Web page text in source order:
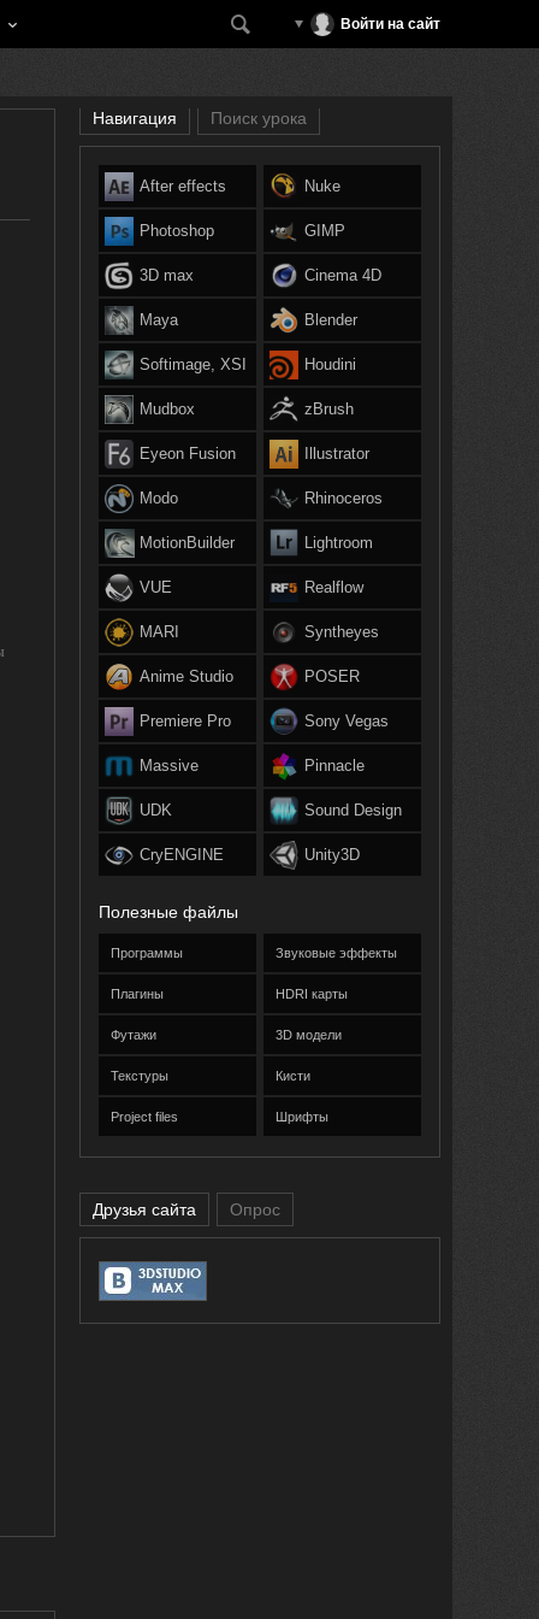
Войти на сайт
Навигация Поиск урока
After effects
Photoshop
3D max
Maya
Softimage, XSI
Mudbox
Eyeon Fusion
Modo
MotionBuilder
VUE
MARI
Anime Studio
Premiere Pro
Massive
UDK
CryENGINE
Nuke
GIMP
Cinema 4D
Blender
Houdini
zBrush
Illustrator
Rhinoceros
Lightroom
Realflow
Syntheyes
POSER
Sony Vegas
Pinnacle
Sound Design
Unity3D
Полезные файлы
Программы
Плагины
Футажи
Текстуры
Project files
Звуковые эффекты
HDRI карты
3D модели
Кисти
Шрифты
Друзья сайта Опрос